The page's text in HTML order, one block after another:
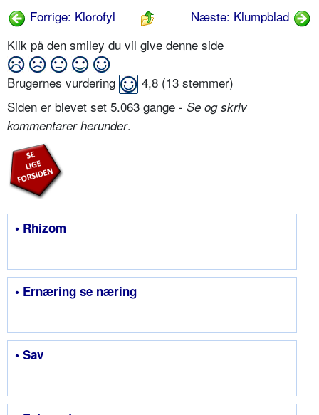
Forrige: Klorofyl
Næste: Klumpblad
Klik på den smiley du vil give denne side
Brugernes vurdering 4,8 (13 stemmer)
Siden er blevet set 5.063 gange - Se og skriv
kommentarer herunder.
• Rhizom
• Ernæring se næring
• Sav